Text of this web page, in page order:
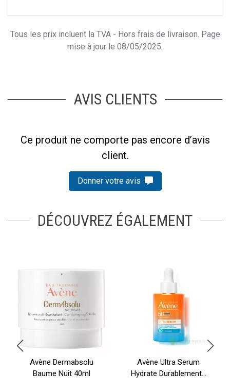
Tous les prix incluent la TVA - Hors frais de livraison. Page
mise à jour le 08/05/2025.
AVIS CLIENTS
Ce produit ne comporte pas encore d’avis
client.
Donner votre avis
DÉCOUVREZ ÉGALEMENT
Avène Dermabsolu
Baume Nuit 40ml
Avène Ultra Serum
Hydrate Durablement...